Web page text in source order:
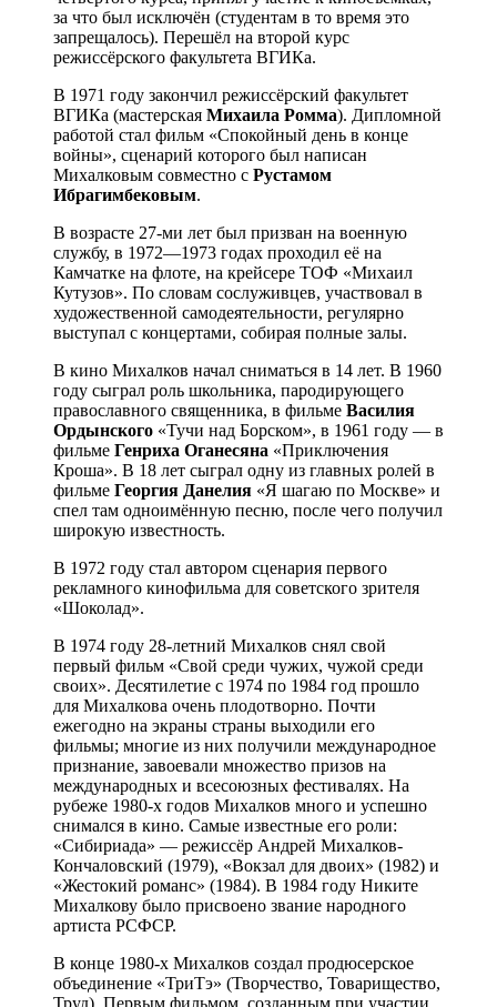
за что был исключён (студентам в то время это
запрещалось). Перешёл на второй курс
режиссёрского факультета ВГИКа.
В 1971 году закончил режиссёрский факультет
ВГИКа (мастерская Михаила Ромма). Дипломной
работой стал фильм «Спокойный день в конце
войны», сценарий которого был написан
Михалковым совместно с Рустамом
Ибрагимбековым.
В возрасте 27-ми лет был призван на военную
службу, в 1972—1973 годах проходил её на
Камчатке на флоте, на крейсере ТОФ «Михаил
Кутузов». По словам сослуживцев, участвовал в
художественной самодеятельности, регулярно
выступал с концертами, собирая полные залы.
В кино Михалков начал сниматься в 14 лет. В 1960
году сыграл роль школьника, пародирующего
православного священника, в фильме Василия
Ордынского «Тучи над Борском», в 1961 году — в
фильме Генриха Оганесяна «Приключения
Кроша». В 18 лет сыграл одну из главных ролей в
фильме Георгия Данелия «Я шагаю по Москве» и
спел там одноимённую песню, после чего получил
широкую известность.
В 1972 году стал автором сценария первого
рекламного кинофильма для советского зрителя
«Шоколад».
В 1974 году 28-летний Михалков снял свой
первый фильм «Свой среди чужих, чужой среди
своих». Десятилетие с 1974 по 1984 год прошло
для Михалкова очень плодотворно. Почти
ежегодно на экраны страны выходили его
фильмы; многие из них получили международное
признание, завоевали множество призов на
международных и всесоюзных фестивалях. На
рубеже 1980-х годов Михалков много и успешно
снимался в кино. Самые известные его роли:
«Сибириада» — режиссёр Андрей Михалков-
Кончаловский (1979), «Вокзал для двоих» (1982) и
«Жестокий романс» (1984). В 1984 году Никите
Михалкову было присвоено звание народного
артиста РСФСР.
В конце 1980-х Михалков создал продюсерское
объединение «ТриТэ» (Творчество, Товарищество,
Труд). Первым фильмом, созданным при участии